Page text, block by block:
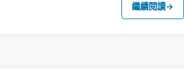
繼續閱讀→